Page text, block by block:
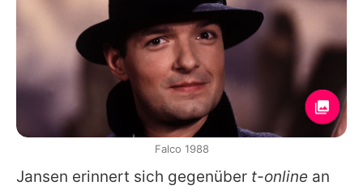
Jansen erinnert sich gegenüber t-online an
Falco 1988